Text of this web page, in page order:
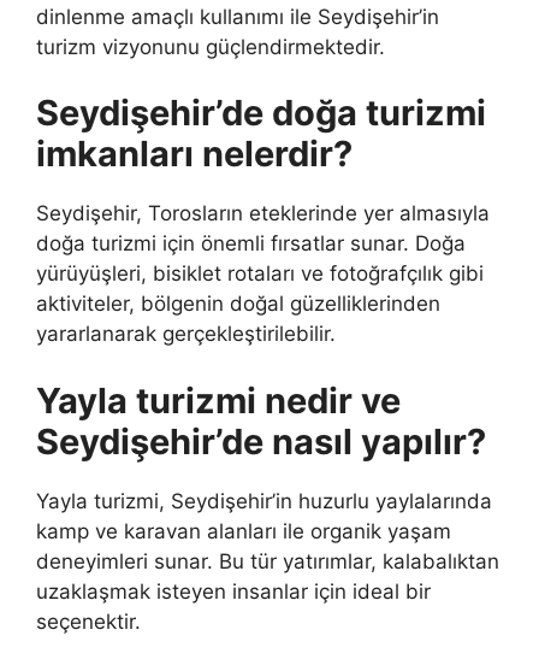
dinlenme amaçlı kullanımı ile Seydişehir’in
turizm vizyonunu güçlendirmektedir.
Seydişehir’de doğa turizmi
imkanları nelerdir?
Seydişehir, Torosların eteklerinde yer almasıyla
doğa turizmi için önemli fırsatlar sunar. Doğa
yürüyüşleri, bisiklet rotaları ve fotoğrafçılık gibi
aktiviteler, bölgenin doğal güzelliklerinden
yararlanarak gerçekleştirilebilir.
Yayla turizmi nedir ve
Seydişehir’de nasıl yapılır?
Yayla turizmi, Seydişehir’in huzurlu yaylalarında
kamp ve karavan alanları ile organik yaşam
deneyimleri sunar. Bu tür yatırımlar, kalabalıktan
uzaklaşmak isteyen insanlar için ideal bir
seçenektir.